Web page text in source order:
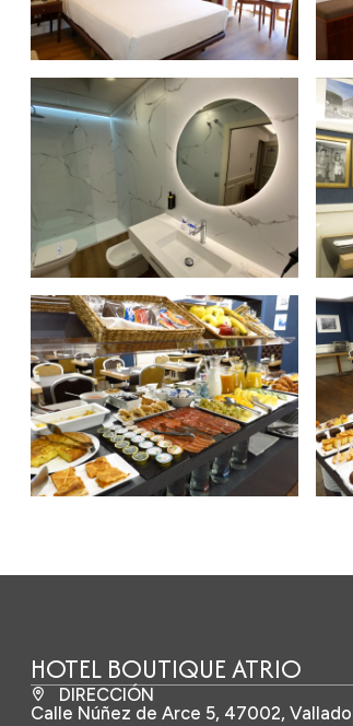
HOTEL BOUTIQUE ATRIO
DIRECCIÓN
Calle Núñez de Arce 5, 47002,